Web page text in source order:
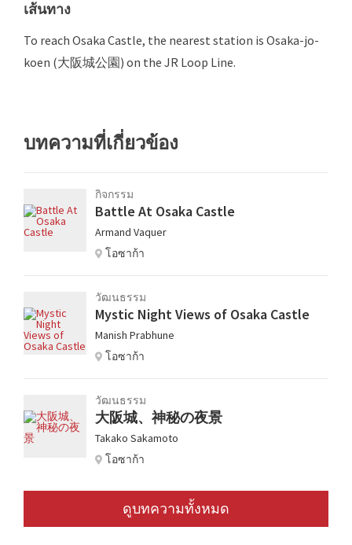
เส้นทาง
To reach Osaka Castle, the nearest station is Osaka-jo-
koen (大阪城公園) on the JR Loop Line.
บทความที่เกี่ยวข้อง
กิจกรรม
Battle At Osaka Castle
Armand Vaquer
โอซาก้า
วัฒนธรรม
Mystic Night Views of Osaka Castle
Manish Prabhune
โอซาก้า
วัฒนธรรม
大阪城、神秘の夜景
Takako Sakamoto
โอซาก้า
ดูบทความทั้งหมด